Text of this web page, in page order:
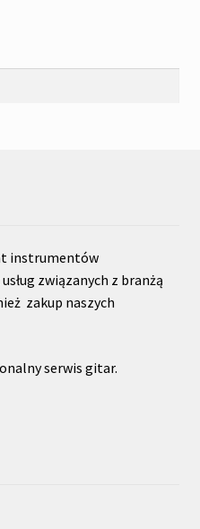
instrumentów
związanych z branżą
zakup naszych
serwis gitar.